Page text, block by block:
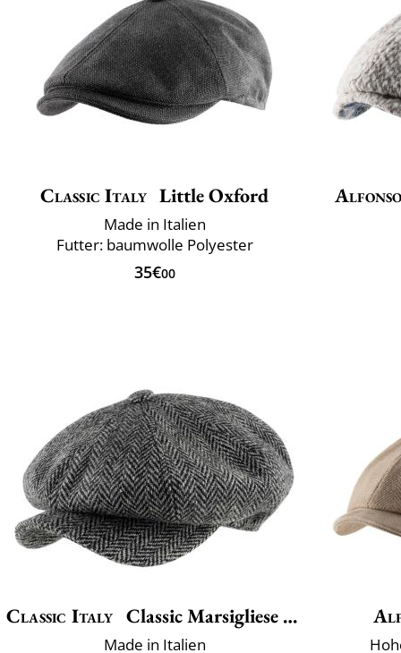
Classic Italy Little Oxford
Made in Italien
Futter: baumwolle Polyester
35€00
Classic Italy Classic Marsigliese Tweed
Made in Italien